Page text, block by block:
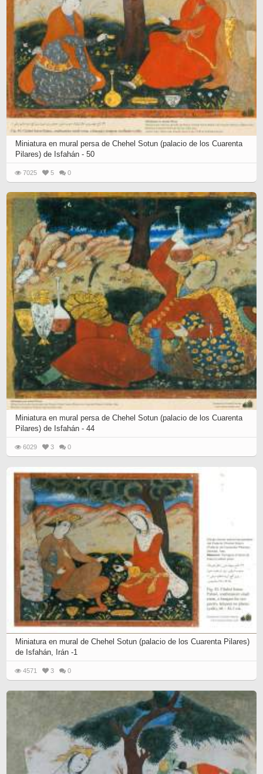
Miniatura en mural persa de Chehel Sotun (palacio de los Cuarenta
Pilares) de Isfahán - 50
7025 5 0
Miniatura en mural persa de Chehel Sotun (palacio de los Cuarenta
Pilares) de Isfahán - 44
6029 3 0
Miniatura en mural de Chehel Sotun (palacio de los Cuarenta Pilares)
de Isfahán, Irán -1
4571 3 0